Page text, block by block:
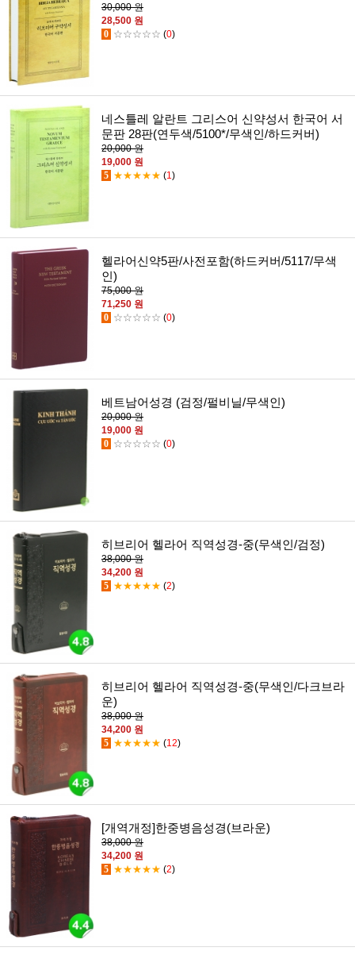
30,000 원
28,500 원
0 ☆☆☆☆☆ (0)
네스틀레 알란트 그리스어 신약성서 한국어 서
문판 28판(연두색/5100*/무색인/하드커버)
20,000 원
19,000 원
5 ★★★★★ (1)
헬라어신약5판/사전포함(하드커버/5117/무색
인)
75,000 원
71,250 원
0 ☆☆☆☆☆ (0)
베트남어성경 (검정/펄비닐/무색인)
20,000 원
19,000 원
0 ☆☆☆☆☆ (0)
히브리어 헬라어 직역성경-중(무색인/검정)
38,000 원
34,200 원
5 ★★★★★ (2)
히브리어 헬라어 직역성경-중(무색인/다크브라
운)
38,000 원
34,200 원
5 ★★★★★ (12)
[개역개정]한중병음성경(브라운)
38,000 원
34,200 원
5 ★★★★★ (2)